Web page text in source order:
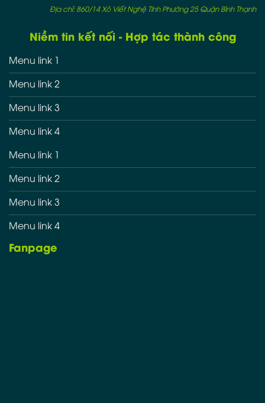
Địa chỉ: 860/14 Xô Viết Nghệ Tĩnh Phường 25 Quận Bình Thạnh
Niềm tin kết nối - Hợp tác thành công
Menu link 1
Menu link 2
Menu link 3
Menu link 4
Menu link 1
Menu link 2
Menu link 3
Menu link 4
Fanpage